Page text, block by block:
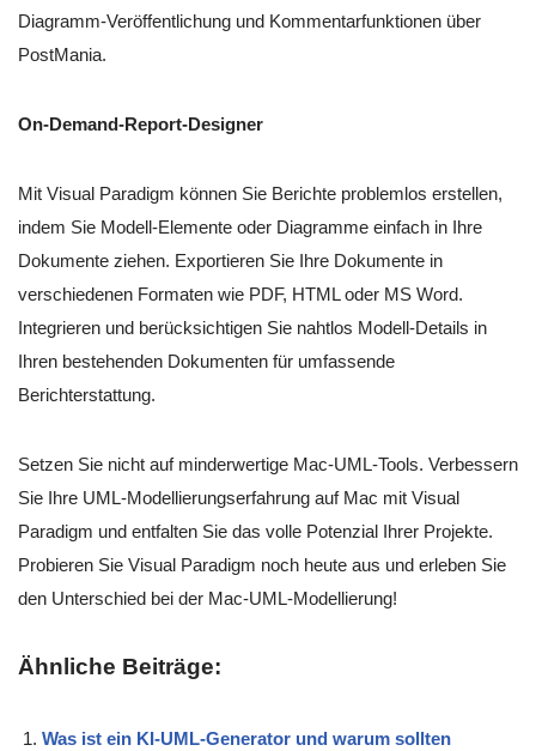
Diagramm-Veröffentlichung und Kommentarfunktionen über
PostMania.
On-Demand-Report-Designer
Mit Visual Paradigm können Sie Berichte problemlos erstellen,
indem Sie Modell-Elemente oder Diagramme einfach in Ihre
Dokumente ziehen. Exportieren Sie Ihre Dokumente in
verschiedenen Formaten wie PDF, HTML oder MS Word.
Integrieren und berücksichtigen Sie nahtlos Modell-Details in
Ihren bestehenden Dokumenten für umfassende
Berichterstattung.
Setzen Sie nicht auf minderwertige Mac-UML-Tools. Verbessern
Sie Ihre UML-Modellierungserfahrung auf Mac mit Visual
Paradigm und entfalten Sie das volle Potenzial Ihrer Projekte.
Probieren Sie Visual Paradigm noch heute aus und erleben Sie
den Unterschied bei der Mac-UML-Modellierung!
Ähnliche Beiträge:
Was ist ein KI-UML-Generator und warum sollten